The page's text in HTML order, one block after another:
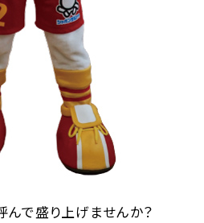
んで盛り上げませんか？